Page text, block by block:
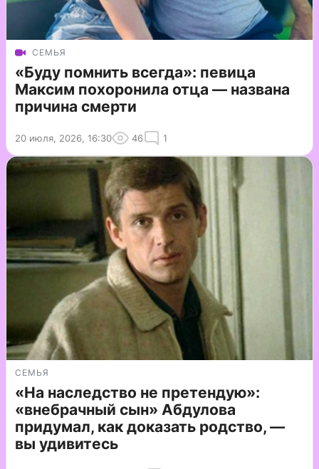
СЕМЬЯ
«Буду помнить всегда»: певица
Максим похоронила отца — названа
причина смерти
20 июля, 2026, 16:30 46 1
СЕМЬЯ
«На наследство не претендую»:
«внебрачный сын» Абдулова
придумал, как доказать родство, —
вы удивитесь